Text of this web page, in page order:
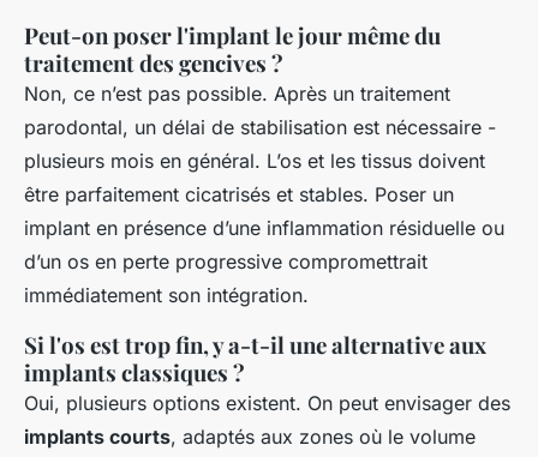
Peut-on poser l'implant le jour même du
traitement des gencives ?
Non, ce n’est pas possible. Après un traitement
parodontal, un délai de stabilisation est nécessaire -
plusieurs mois en général. L’os et les tissus doivent
être parfaitement cicatrisés et stables. Poser un
implant en présence d’une inflammation résiduelle ou
d’un os en perte progressive compromettrait
immédiatement son intégration.
Si l'os est trop fin, y a-t-il une alternative aux
implants classiques ?
Oui, plusieurs options existent. On peut envisager des
implants courts, adaptés aux zones où le volume